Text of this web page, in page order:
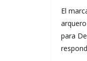
El
para